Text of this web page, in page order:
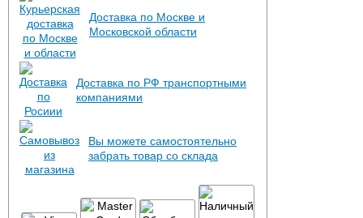
Доставка по Москве и
Московской области
Доставка по РФ транспортными
компаниями
Вы можете самостоятельно
забрать товар со склада